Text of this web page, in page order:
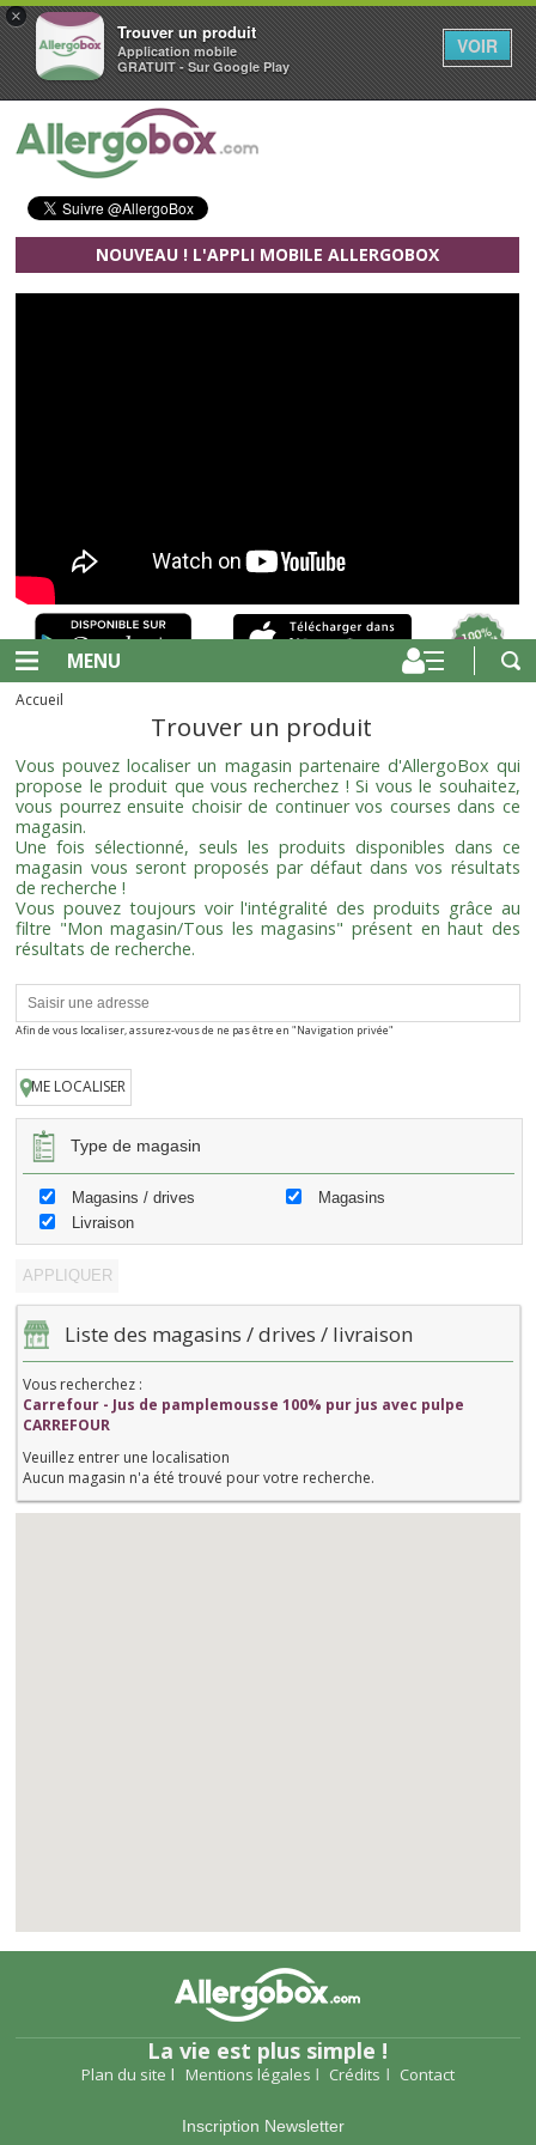
×
Trouver un produit
Application mobile
GRATUIT - Sur Google Play
VOIR
Aller au contenu principal
NOUVEAU ! L'APPLI MOBILE ALLERGOBOX
MENU
Accueil
Trouver un produit
Vous pouvez localiser un magasin partenaire d'AllergoBox qui
propose le produit que vous recherchez ! Si vous le souhaitez,
vous pourrez ensuite choisir de continuer vos courses dans ce
magasin.
Une fois sélectionné, seuls les produits disponibles dans ce
magasin vous seront proposés par défaut dans vos résultats
de recherche !
Vous pouvez toujours voir l'intégralité des produits grâce au
filtre "Mon magasin/Tous les magasins" présent en haut des
résultats de recherche.
Afin de vous localiser, assurez-vous de ne pas être en "Navigation privée"
ME LOCALISER
Type de magasin
Magasins / drives
Magasins
Livraison
Liste des magasins / drives / livraison
Vous recherchez :
Carrefour - Jus de pamplemousse 100% pur jus avec pulpe
CARREFOUR
Veuillez entrer une localisation
Aucun magasin n'a été trouvé pour votre recherche.
La vie est plus simple !
Plan du site Mentions légales Crédits Contact
Inscription Newsletter